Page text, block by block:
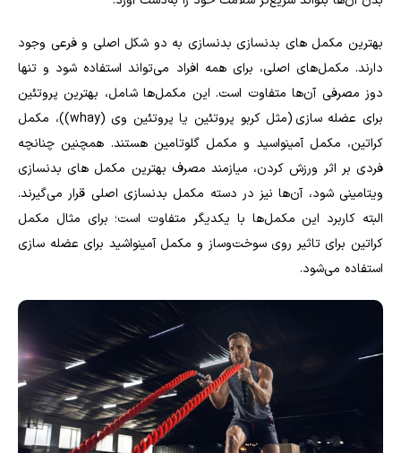
بهترین مکمل های بدنسازی بدنسازی به دو شکل اصلی و فرعی وجود
دارند. مکمل‌های اصلی، برای همه افراد می‌تواند استفاده شود و تنها
دوز مصرفی آن‌ها متفاوت است. این مکمل‌ها شامل، بهترین پروتئین
برای عضله سازی (مثل کربو پروتئین یا پروتئین وی (whay))، مکمل
کراتین، مکمل آمینواسید و مکمل گلوتامین هستند. همچنین چنانچه
فردی بر اثر ورزش کردن، میازمند مصرف بهترین مکمل های بدنسازی
ویتامینی شود، آن‌ها نیز در دسته مکمل بدنسازی اصلی قرار می‌گیرند.
البته کاربرد این مکمل‌ها با یکدیگر متفاوت است؛ برای مثال مکمل
کراتین برای تاثیر روی سوخت‌وساز و مکمل آمینواشید برای عضله سازی
استفاده می‌شود.